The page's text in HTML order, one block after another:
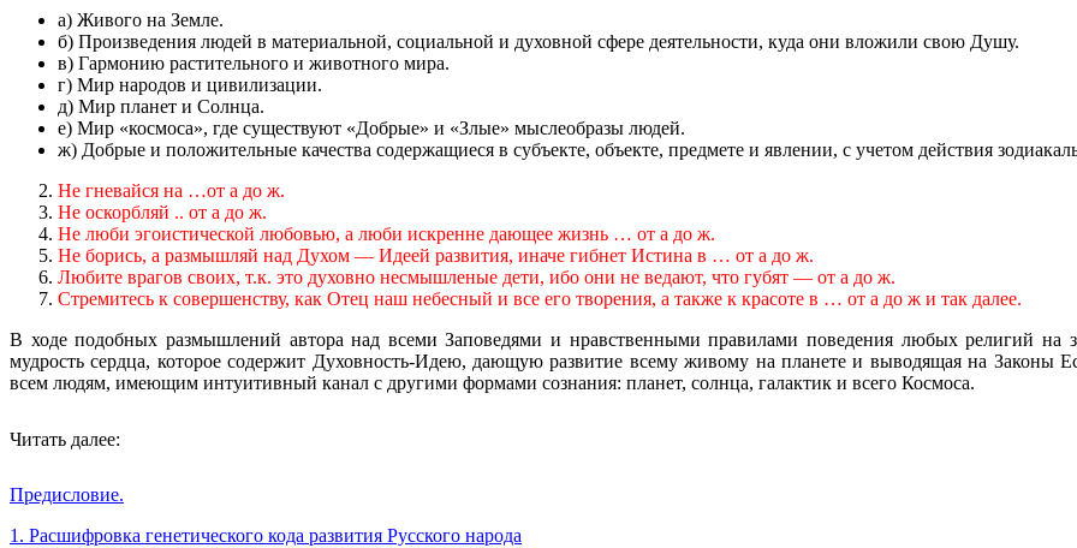
а) Живого на Земле.
б) Произведения людей в материальной, социальной и духовной сфере деятельности, куда они вложили свою Душу.
в) Гармонию растительного и животного мира.
г) Мир народов и цивилизации.
д) Мир планет и Солнца.
е) Мир «космоса», где существуют «Добрые» и «Злые» мыслеобразы людей.
ж) Добрые и положительные качества содержащиеся в субъекте, объекте, предмете и явлении, с учетом действия
Не гневайся на …от а до ж.
Не оскорбляй .. от а до ж.
Не люби эгоистической любовью, а люби искренне дающее жизнь … от а до ж.
Не борись, а размышляй над Духом — Идеей развития, иначе гибнет Истина в … от а до ж.
Любите врагов своих, т.к. это духовно несмышленые дети, ибо они не ведают, что губят — от а до ж.
Стремитесь к совершенству, как Отец наш небесный и все его творения, а также к красоте в … от а до ж и так далее.
В ходе подобных размышлений автора над всеми Заповедями и нравственными правилами поведения любых религий на
мудрость сердца, которое содержит Духовность-Идею, дающую развитие всему живому на планете и выводящая на Законы
всем людям, имеющим интуитивный канал с другими формами сознания: планет, солнца, галактик и всего Космоса.
Читать далее:
Предисловие.
1. Расшифровка генетического кода развития Русского народа